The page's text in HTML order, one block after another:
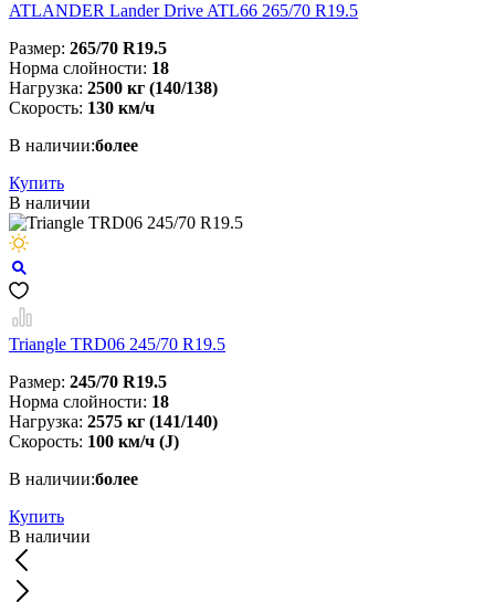
ATLANDER Lander Drive ATL66 265/70 R19.5
Размер: 265/70 R19.5
Норма слойности: 18
Нагрузка: 2500 кг (140/138)
Скорость: 130 км/ч
В наличии:более
Купить
В наличии
Triangle TRD06 245/70 R19.5
Размер: 245/70 R19.5
Норма слойности: 18
Нагрузка: 2575 кг (141/140)
Скорость: 100 км/ч (J)
В наличии:более
Купить
В наличии